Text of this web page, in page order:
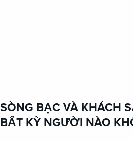
SÒNG BẠC VÀ KHÁCH
BẤT KỲ NGƯỜI NÀO